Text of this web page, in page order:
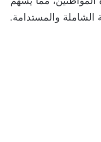
والمستدامة.